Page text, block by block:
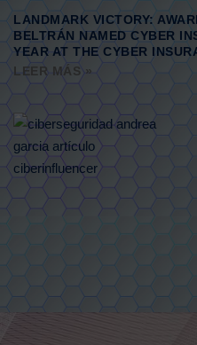
LANDMARK VICTORY:
BELTRÁN NAMED CYBER
YEAR AT THE CYBER
LEER MÁS »